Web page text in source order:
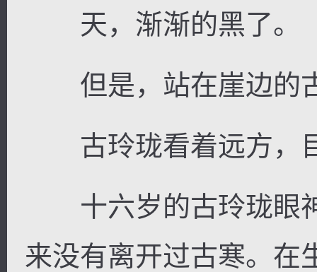
天，渐渐的黑了。
但是，站在崖边的
古玲珑看着远方，
十六岁的古玲珑眼
来没有离开过古寒。在